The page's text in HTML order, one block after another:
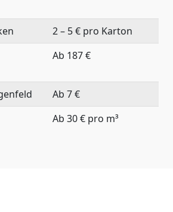
2 – 5 € pro Karton
Ab 187 €
Ab 7 €
Ab 30 € pro m³